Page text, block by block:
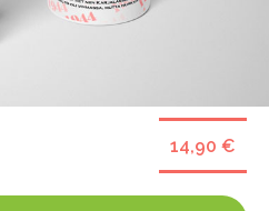
14,90 €